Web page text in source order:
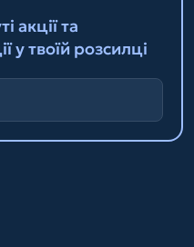
акції та
у твоїй розсилці